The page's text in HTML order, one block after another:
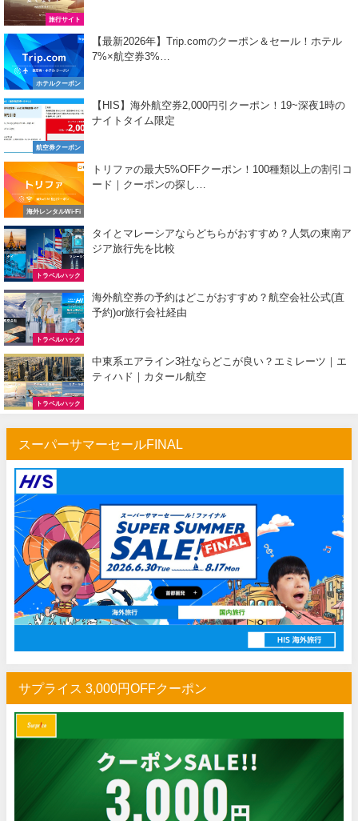
旅行サイト
ホテルクーポン
【最新2026年】Trip.comのクーポン＆セール！ホテル
7%×航空券3%…
航空券クーポン
【HIS】海外航空券2,000円引クーポン！19~深夜1時の
ナイトタイム限定
海外レンタルWi-Fi
トリファの最大5%OFFクーポン！100種類以上の割引コ
ード｜クーポンの探し…
トラベルハック
タイとマレーシアならどちらがおすすめ？人気の東南ア
ジア旅行先を比較
トラベルハック
海外航空券の予約はどこがおすすめ？航空会社公式(直
予約)or旅行会社経由
トラベルハック
中東系エアライン3社ならどこが良い？エミレーツ｜エ
ティハド｜カタール航空
スーパーサマーセールFINAL
サプライス 3,000円OFFクーポン